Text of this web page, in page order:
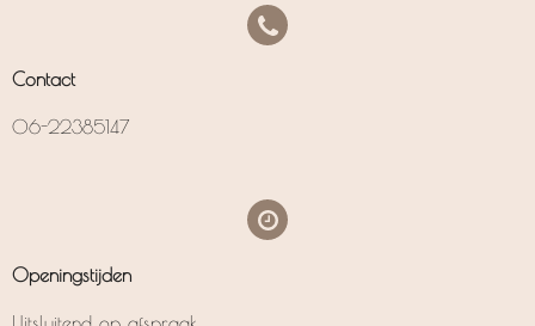
Contact
06-22385147
Openingstijden